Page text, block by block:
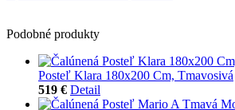
Podobné produkty
Posteľ Klara 180x200 Cm, Tmavosivá
519 € Detail